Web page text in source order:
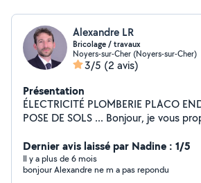
Alexandre LR
Bricolage / travaux
Noyers-sur-Cher (Noyers-sur-Cher)
3/5 (2 avis)
Présentation
ÉLECTRICITÉ PLOMBERIE PLACO ENDUIT / PEINTURE
POSE DE SOLS ... Bonjour, je vous propose mes services
ou petits bricolage. Je suis diplômé
plaquiste, je peux intervenir sur tout
gros œuvre (je vous le déconseille si
Dernier avis laissé par Nadine : 1/5
Il y a plus de 6 mois
bonjour Alexandre ne m a pas repondu